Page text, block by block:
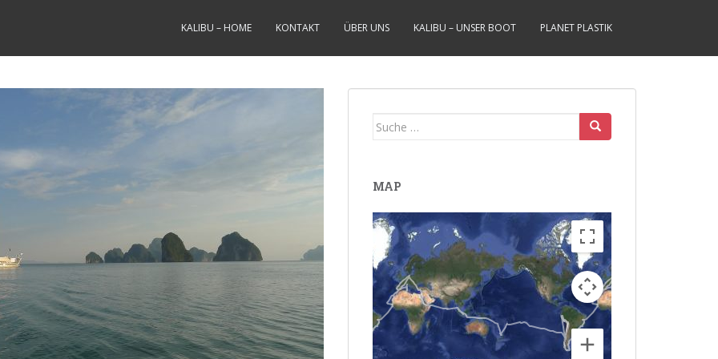
KALIBU – HOME KONTAKT ÜBER UNS KALIBU – UNSER BOOT PLANET PLASTIK
Suche
MAP